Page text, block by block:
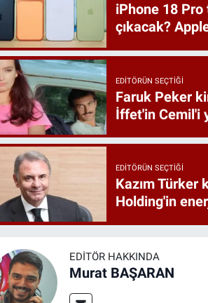
iPhone 18 Pro
çıkacak?
EDITÖRÜN SEÇTIĞI
Faruk Peker
İffet'in Cemil'i
EDITÖRÜN SEÇTIĞI
Kazım Türker
Holding'in
EDITÖR HAKKINDA
Murat BAŞARAN